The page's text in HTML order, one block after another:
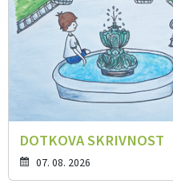
DOTKOVA SKRIVNOST
07. 08. 2026